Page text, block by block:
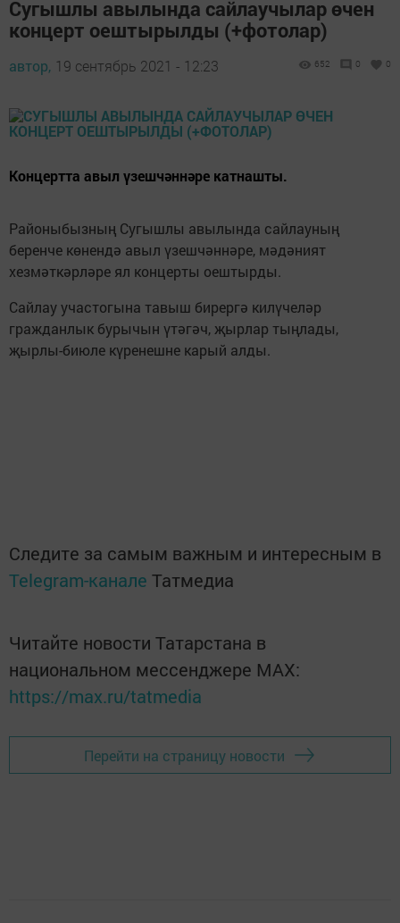
Сугышлы авылында сайлаучылар өчен
концерт оештырылды (+фотолар)
автор, 19 сентябрь 2021 - 12:23 652 0 0
Концертта авыл үзешчәннәре катнашты.
Районыбызның Сугышлы авылында сайлауның
беренче көнендә авыл үзешчәннәре, мәдәният
хезмәткәрләре ял концерты оештырды.
Сайлау участогына тавыш бирергә килүчеләр
гражданлык бурычын үтәгәч, җырлар тыңлады,
җырлы-биюле күренешне карый алды.
Следите за самым важным и интересным в
Telegram-канале Татмедиа
Читайте новости Татарстана в
национальном мессенджере MАХ:
https://max.ru/tatmedia
Перейти на страницу новости